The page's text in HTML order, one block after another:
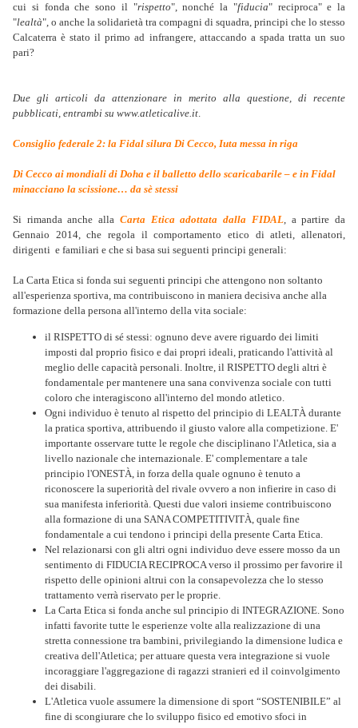
cui si fonda che sono il "rispetto", nonché la "fiducia" reciproca" e la
"lealtà", o anche la solidarietà tra compagni di squadra, principi che lo stesso
Calcaterra è stato il primo ad infrangere, attaccando a spada tratta un suo
pari?
Due gli articoli da attenzionare in merito alla questione, di recente
pubblicati, entrambi su www.atleticalive.it.
Consiglio federale 2: la Fidal silura Di Cecco, Iuta messa in riga
Di Cecco ai mondiali di Doha e il balletto dello scaricabarile – e in Fidal
minacciano la scissione… da sè stessi
Si rimanda anche alla Carta Etica adottata dalla FIDAL, a partire da
Gennaio 2014, che regola il comportamento etico di atleti, allenatori,
dirigenti e familiari e che si basa sui seguenti principi generali:
La Carta Etica si fonda sui seguenti principi che attengono non soltanto
all'esperienza sportiva, ma contribuiscono in maniera decisiva anche alla
formazione della persona all'interno della vita sociale:
il RISPETTO di sé stessi: ognuno deve avere riguardo dei limiti
imposti dal proprio fisico e dai propri ideali, praticando l'attività al
meglio delle capacità personali. Inoltre, il RISPETTO degli altri è
fondamentale per mantenere una sana convivenza sociale con tutti
coloro che interagiscono all'interno del mondo atletico.
Ogni individuo è tenuto al rispetto del principio di LEALTÀ durante
la pratica sportiva, attribuendo il giusto valore alla competizione. E'
importante osservare tutte le regole che disciplinano l'Atletica, sia a
livello nazionale che internazionale. E' complementare a tale
principio l'ONESTÀ, in forza della quale ognuno è tenuto a
riconoscere la superiorità del rivale ovvero a non infierire in caso di
sua manifesta inferiorità. Questi due valori insieme contribuiscono
alla formazione di una SANA COMPETITIVITÀ, quale fine
fondamentale a cui tendono i principi della presente Carta Etica.
Nel relazionarsi con gli altri ogni individuo deve essere mosso da un
sentimento di FIDUCIA RECIPROCA verso il prossimo per favorire il
rispetto delle opinioni altrui con la consapevolezza che lo stesso
trattamento verrà riservato per le proprie.
La Carta Etica si fonda anche sul principio di INTEGRAZIONE. Sono
infatti favorite tutte le esperienze volte alla realizzazione di una
stretta connessione tra bambini, privilegiando la dimensione ludica e
creativa dell'Atletica; per attuare questa vera integrazione si vuole
incoraggiare l'aggregazione di ragazzi stranieri ed il coinvolgimento
dei disabili.
L'Atletica vuole assumere la dimensione di sport “SOSTENIBILE” al
fine di scongiurare che lo sviluppo fisico ed emotivo sfoci in